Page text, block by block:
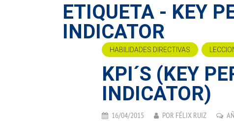
ETIQUETA - KEY
INDICATOR
HABILIDADES DIRECTIVAS
KPI´S (KEY
INDICATOR)
16/04/2015 POR FÉLIX RUIZ